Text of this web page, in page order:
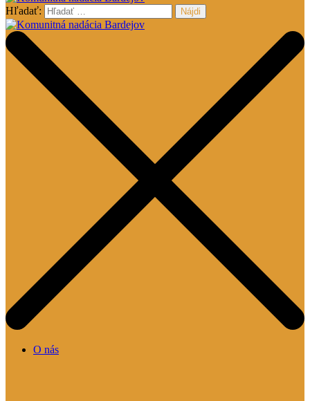
Komunitná nadácia Bardejov
Hľadať:
Komunitná nadácia Bardejov
O nás